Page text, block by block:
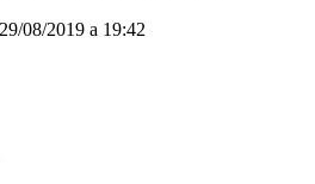
29/08/2019 a 19:42